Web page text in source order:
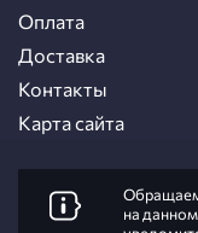
Оплата
Доставка
Контакты
Карта сайта
на